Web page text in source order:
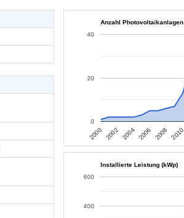
Anzahl Photovoltaikanlagen
2000 2002 2004 2006 2008 2010
0
20
40
Installierte Leistung (kWp)
400
600